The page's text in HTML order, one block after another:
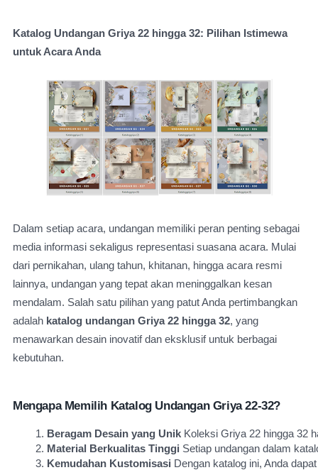
Katalog Undangan Griya 22 hingga 32: Pilihan Istimewa
untuk Acara Anda
Dalam setiap acara, undangan memiliki peran penting sebagai
media informasi sekaligus representasi suasana acara. Mulai
dari pernikahan, ulang tahun, khitanan, hingga acara resmi
lainnya, undangan yang tepat akan meninggalkan kesan
mendalam. Salah satu pilihan yang patut Anda pertimbangkan
adalah katalog undangan Griya 22 hingga 32, yang
menawarkan desain inovatif dan eksklusif untuk berbagai
kebutuhan.
Mengapa Memilih Katalog Undangan Griya 22-32?
Beragam Desain yang Unik Koleksi Griya 22 hingga 32
Material Berkualitas Tinggi Setiap undangan dalam
Kemudahan Kustomisasi Dengan katalog ini, Anda